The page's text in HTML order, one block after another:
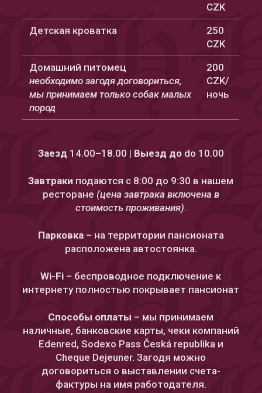
CZK
Детская кроватка
250
CZK
Домашний питомец
необходимо загодя договориться,
мы принимаем только собак малых
пород
200
CZK/
ночь
Заезд 14.00–18.00 | Выезд доdo 10.00
Завтраки подаются с 8:00 до 9:30 в нашем
ресторане (цена завтрака включена в
стоимость проживания).
Парковка– на территории пансионата
расположена автостоянка.
Wi-Fi – беспроводное подключение к
интернету полностью покрывает пансионат
Способы оплаты – мы принимаем
наличные, банковские карты, чеки компаний
Edenred, Sodexo Pass Česká republika и
Cheque Dejeuner. Загодя можно
договориться о выставлении счета-
фактуры на имя работодателя.